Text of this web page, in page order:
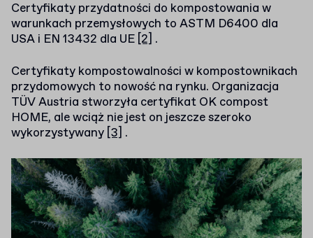
Certyfikaty przydatności do kompostowania w
warunkach przemysłowych to ASTM D6400 dla
USA i EN 13432 dla UE [2] .
Certyfikaty kompostowalności w kompostownikach
przydomowych to nowość na rynku. Organizacja
TÜV Austria stworzyła certyfikat OK compost
HOME, ale wciąż nie jest on jeszcze szeroko
wykorzystywany [3] .